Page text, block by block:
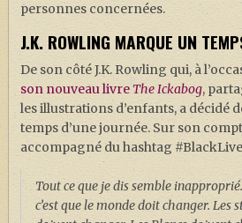
personnes concernées.
J.K. ROWLING MARQUE UN
De son côté J.K. Rowling qui, à
son nouveau livre The Ickabog,
les illustrations d’enfants, a décidé
temps d’une journée. Sur son
accompagné du hashtag
Tout ce que je dis semble
c’est que le monde doit changer. Les